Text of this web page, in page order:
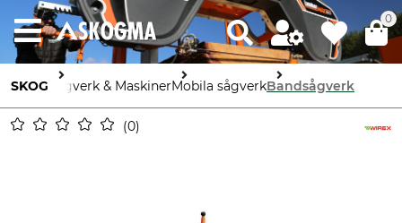
0
SKOG Sågverk & MaskinerMobila sågverkBandsågverk
0